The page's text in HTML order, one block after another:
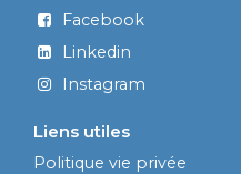
Liens utiles
Politique vie privée
Facebook
Linkedin
Instagram